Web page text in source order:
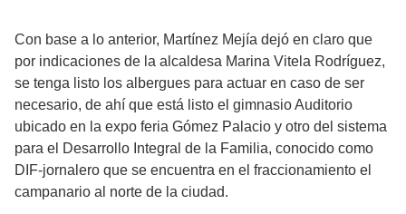
Con base a lo anterior, Martínez Mejía dejó en claro que
por indicaciones de la alcaldesa Marina Vitela Rodríguez,
se tenga listo los albergues para actuar en caso de ser
necesario, de ahí que está listo el gimnasio Auditorio
ubicado en la expo feria Gómez Palacio y otro del sistema
para el Desarrollo Integral de la Familia, conocido como
DIF-jornalero que se encuentra en el fraccionamiento el
campanario al norte de la ciudad.